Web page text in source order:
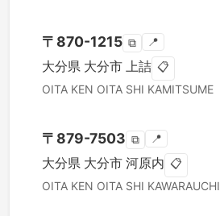
〒 870-1215 ⧉ 📍
大分県 大分市 上詰 📋
OITA KEN OITA SHI KAMITSUME
〒 879-7503 ⧉ 📍
大分県 大分市 河原内 📋
OITA KEN OITA SHI KAWARAUCHI